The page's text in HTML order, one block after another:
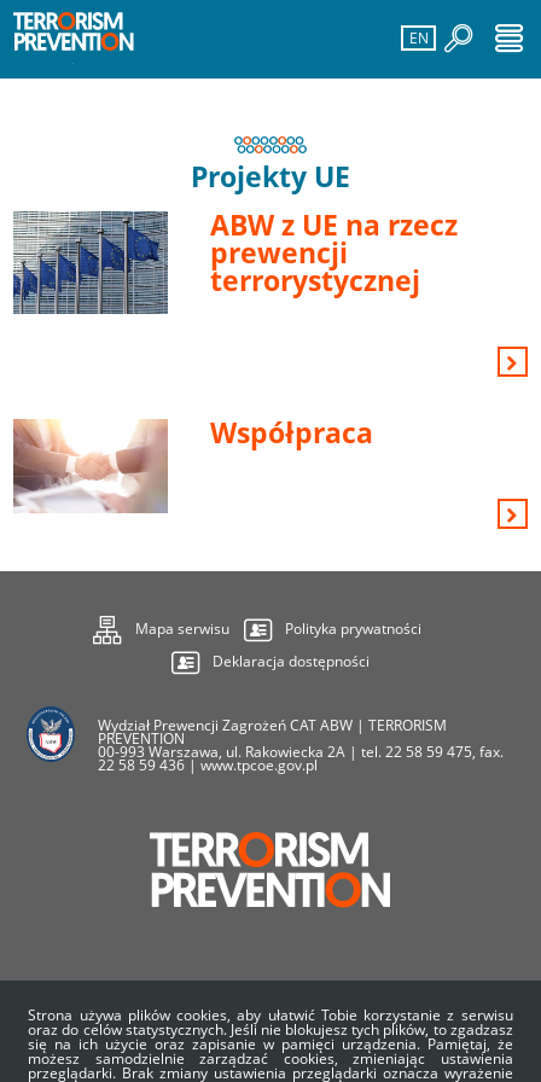
Strona używa plików cookies, aby ułatwić Tobie korzystanie z serwisu
oraz do celów statystycznych. Jeśli nie blokujesz tych plików, to zgadzasz
się na ich użycie oraz zapisanie w pamięci urządzenia. Pamiętaj, że
możesz samodzielnie zarządzać cookies, zmieniając ustawienia
przeglądarki. Brak zmiany ustawienia przeglądarki oznacza wyrażenie
EN
Projekty UE
ABW z UE na rzecz
prewencji
terrorystycznej
Współpraca
Mapa serwisu
Polityka prywatności
Deklaracja dostępności
Wydział Prewencji Zagrożeń CAT ABW | TERRORISM
PREVENTION
00-993 Warszawa, ul. Rakowiecka 2A | tel. 22 58 59 475, fax.
22 58 59 436 | www.tpcoe.gov.pl
O nas Aktualności
Wydarzenia
Projekty UE
Kariera Statystyki